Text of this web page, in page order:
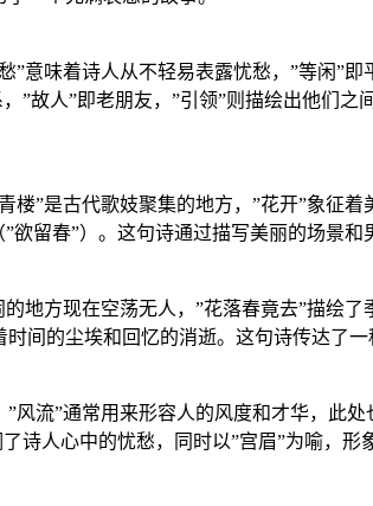
意味着诗人从不轻易表露忧愁，”等闲”
”故人”即老朋友，”引领”则描绘出他们
”是古代歌妓聚集的地方，”花开”象征
留春”）。这句诗通过描写美丽的场景和
地方现在空荡无人，”花落春竟去”描绘
间的尘埃和回忆的消逝。这句诗传达了一
流”通常用来形容人的风度和才华，此
诗人心中的忧愁，同时以”宫眉”为喻，